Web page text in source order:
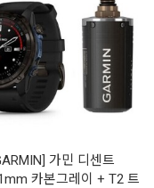
가민 디센트
카본그레이 + T2 트